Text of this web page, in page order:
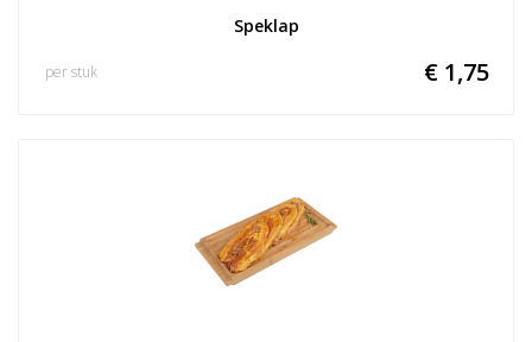
Speklap
€ 1,75
per stuk